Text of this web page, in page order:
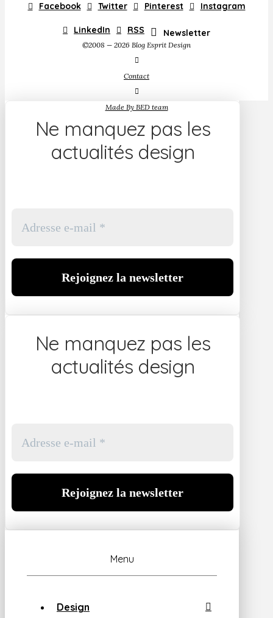
Facebook Twitter Pinterest Instagram
LinkedIn RSS Newsletter
©2008 — 2026 Blog Esprit Design
Contact
Made By BED team
Ne manquez pas les
actualités design
Ne manquez pas les
actualités design
Menu
Design